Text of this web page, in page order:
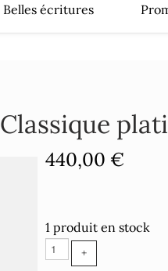
Belles écritures
440,00 €
1 produit en stock
+